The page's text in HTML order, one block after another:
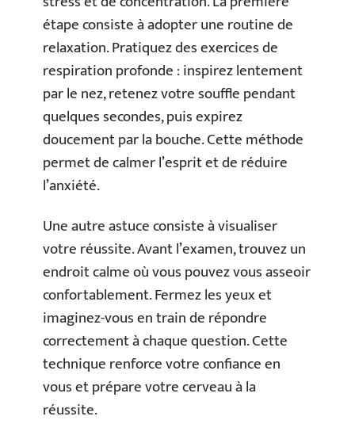
étape consiste à adopter une routine de
relaxation. Pratiquez des exercices de
respiration profonde : inspirez lentement
par le nez, retenez votre souffle pendant
quelques secondes, puis expirez
doucement par la bouche. Cette méthode
permet de calmer l’esprit et de réduire
l’anxiété.
Une autre astuce consiste à visualiser
votre réussite. Avant l’examen, trouvez un
endroit calme où vous pouvez vous asseoir
confortablement. Fermez les yeux et
imaginez-vous en train de répondre
correctement à chaque question. Cette
technique renforce votre confiance en
vous et prépare votre cerveau à la
réussite.